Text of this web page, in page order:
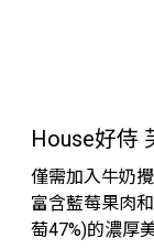
House好侍
僅需加入牛奶
富含藍莓果肉
萄47%)的濃厚